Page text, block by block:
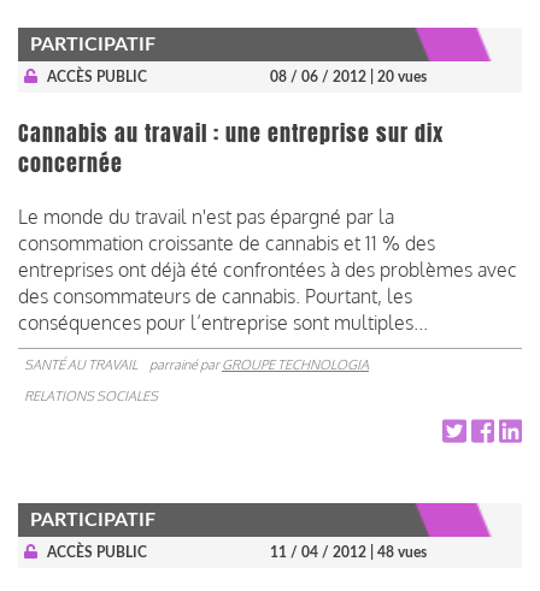
PARTICIPATIF
ACCÈS PUBLIC 08 / 06 / 2012 | 20 vues
Cannabis au travail : une entreprise sur dix
concernée
Le monde du travail n'est pas épargné par la
consommation croissante de cannabis et 11 % des
entreprises ont déjà été confrontées à des problèmes avec
des consommateurs de cannabis. Pourtant, les
conséquences pour l’entreprise sont multiples...
SANTÉ AU TRAVAIL parrainé parGROUPE TECHNOLOGIA
RELATIONS SOCIALES
PARTICIPATIF
ACCÈS PUBLIC 11 / 04 / 2012 | 48 vues